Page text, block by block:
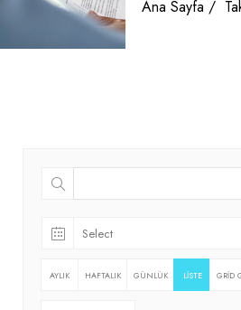
Ana Sayfa /
AYLIK HAFTALIK GÜNLÜK LISTE GRID